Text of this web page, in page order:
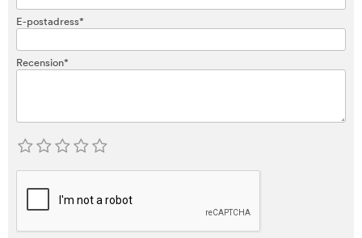
E-postadress*
Recension*